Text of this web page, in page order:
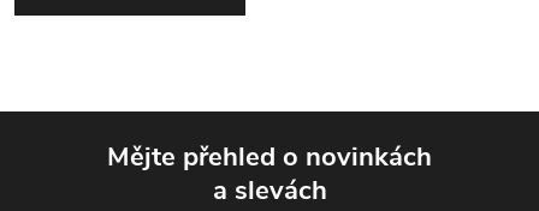
Mějte přehled o novinkách
a slevách